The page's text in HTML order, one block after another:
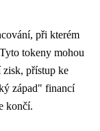
při kterém
tokeny mohou
zisk, přístup ke
západ" financí
končí.